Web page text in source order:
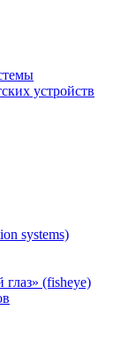
устройств
systems)
(fisheye)